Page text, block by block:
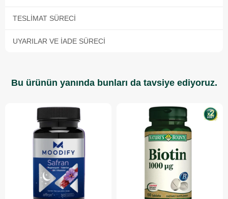
TESLIMAT SÜRECI
UYARILAR VE İADE SÜRECI
Bu ürünün yanında bunları da tavsiye ediyoruz.